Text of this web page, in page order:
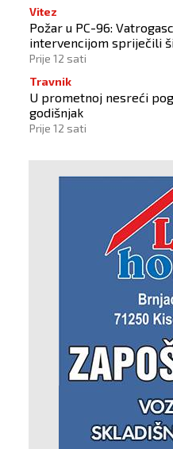
Vitez
Požar u PC-96:
intervencijom spriječili
na okolne objekte
Prije 12 sati
Travnik
U prometnoj nesreći
godišnjak
Prije 12 sati